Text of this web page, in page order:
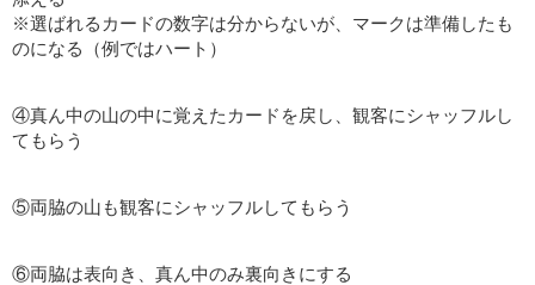
※選ばれるカードの数字は分からないが、マークは準備したも
のになる（例ではハート）
④真ん中の山の中に覚えたカードを戻し、観客にシャッフルし
てもらう
⑤両脇の山も観客にシャッフルしてもらう
⑥両脇は表向き、真ん中のみ裏向きにする